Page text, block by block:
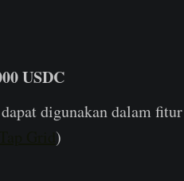
USDC
digunakan dalam fitur
)